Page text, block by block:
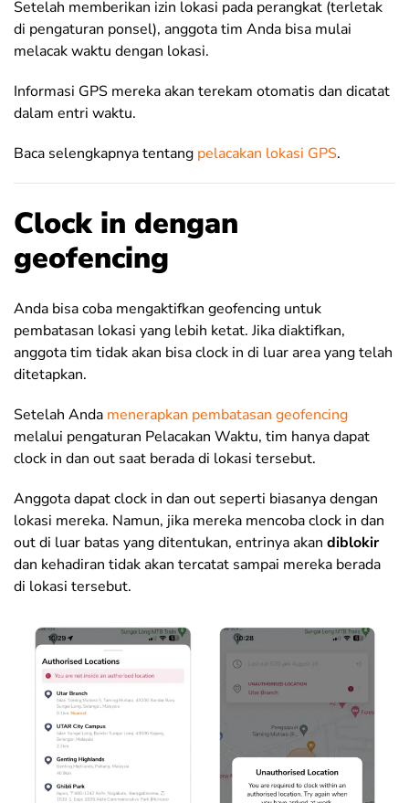
Setelah memberikan izin lokasi pada perangkat (terletak
di pengaturan ponsel), anggota tim Anda bisa mulai
melacak waktu dengan lokasi.
Informasi GPS mereka akan terekam otomatis dan dicatat
dalam entri waktu.
Baca selengkapnya tentang pelacakan lokasi GPS.
Clock in dengan
geofencing
Anda bisa coba mengaktifkan geofencing untuk
pembatasan lokasi yang lebih ketat. Jika diaktifkan,
anggota tim tidak akan bisa clock in di luar area yang telah
ditetapkan.
Setelah Anda menerapkan pembatasan geofencing
melalui pengaturan Pelacakan Waktu, tim hanya dapat
clock in dan out saat berada di lokasi tersebut.
Anggota dapat clock in dan out seperti biasanya dengan
lokasi mereka. Namun, jika mereka mencoba clock in dan
out di luar batas yang ditentukan, entrinya akan diblokir
dan kehadiran tidak akan tercatat sampai mereka berada
di lokasi tersebut.